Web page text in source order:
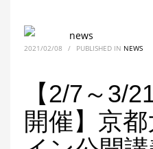
news
2021/02/08 / PUBLISHED IN NEWS
【2/7～3/
開催】京